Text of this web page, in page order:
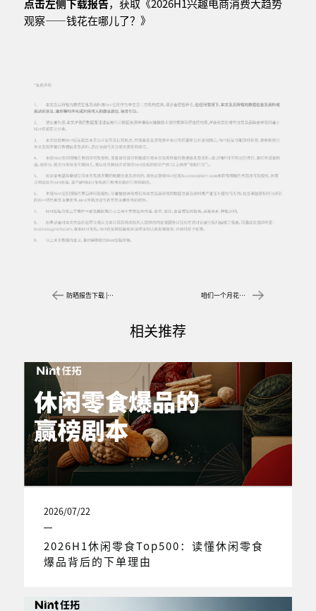
观察——钱花在哪儿了？》
防晒报告下载 | 40亿+的防晒生意，正在悄悄换主角 咱们一个月花十几个亿赶蚊子？[报告下载]
相关推荐
2026/07/22
2026H1休闲零食Top500：读懂休闲零食
爆品背后的下单理由